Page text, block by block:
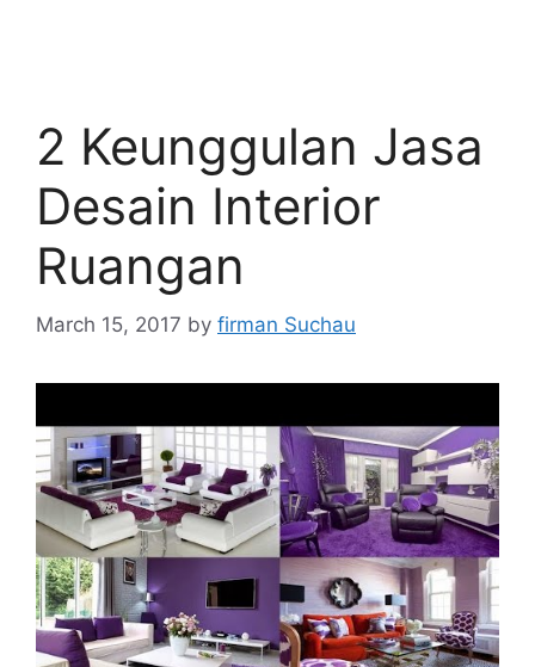
2 Keunggulan Jasa
Desain Interior
Ruangan
March 15, 2017 by firman Suchau